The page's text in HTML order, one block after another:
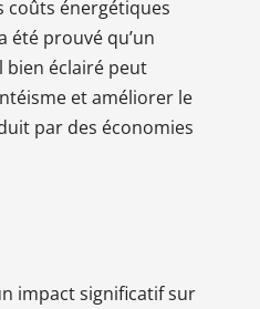
coûts énergétiques
été prouvé qu’un
éclairé peut
et améliorer le
par des économies
impact significatif sur